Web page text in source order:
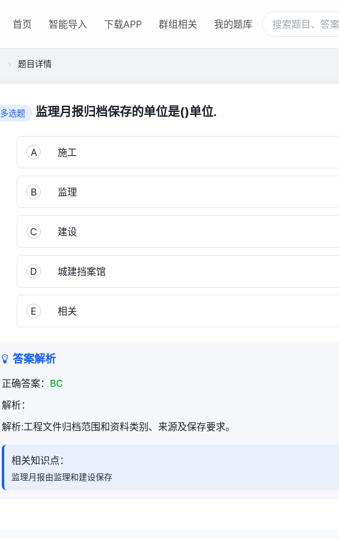
首页 智能导入 下载APP 群组相关 我的题库
题目详情
多选题 监理月报归档保存的单位是()单位.
A 施工
B 监理
C 建设
D 城建挡案馆
E 相关
答案解析
正确答案： BC
解析：
解析:工程文件归档范围和资料类别、来源及保存要求。
相关知识点：
监理月报由监理和建设保存